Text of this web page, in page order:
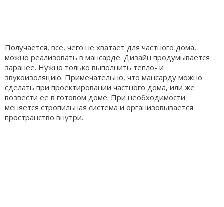
Получается, все, чего не хватает для частного дома,
можно реализовать в мансарде. Дизайн продумывается
заранее. Нужно только выполнить тепло- и
звукоизоляцию. Примечательно, что мансарду можно
сделать при проектировании частного дома, или же
возвести ее в готовом доме. При необходимости
меняется стропильная система и организовывается
пространство внутри.